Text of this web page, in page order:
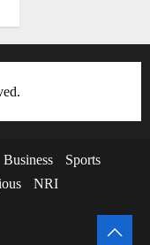
Business
Sports
NRI